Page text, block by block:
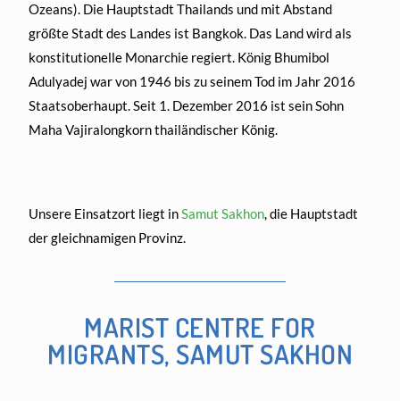
Ozeans). Die Hauptstadt Thailands und mit Abstand
größte Stadt des Landes ist Bangkok. Das Land wird als
konstitutionelle Monarchie regiert. König Bhumibol
Adulyadej war von 1946 bis zu seinem Tod im Jahr 2016
Staatsoberhaupt. Seit 1. Dezember 2016 ist sein Sohn
Maha Vajiralongkorn thailändischer König.
Unsere Einsatzort liegt inSamut Sakhon, die Hauptstadt
der gleichnamigen Provinz.
MARIST CENTRE FOR
MIGRANTS, SAMUT SAKHON